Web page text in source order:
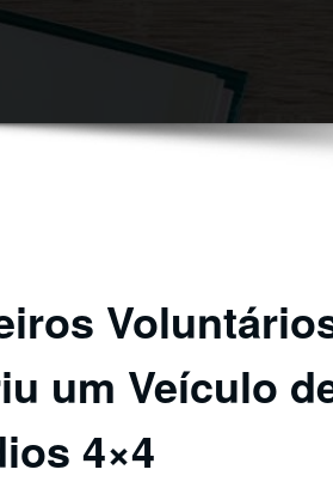
um Veículo
4×4